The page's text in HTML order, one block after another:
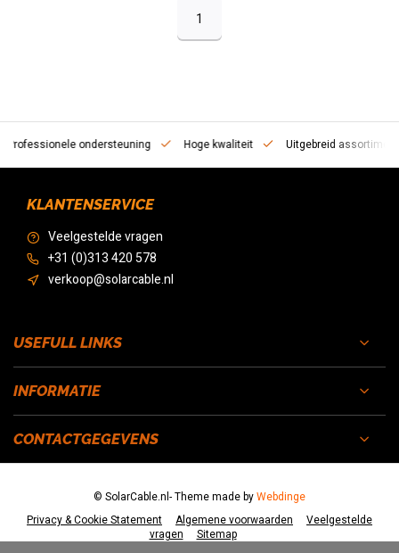
1
ondersteuning Hoge kwaliteit Uitgebreid assortiment
KLANTENSERVICE
Veelgestelde vragen
+31 (0)313 420 578
verkoop@solarcable.nl
USEFULL LINKS
INFORMATIE
CONTACTGEGEVENS
Privacy & Cookie Statement Algemene voorwaarden
Veelgestelde
vragen
Sitemap
© SolarCable.nl- Theme made byWebdinge